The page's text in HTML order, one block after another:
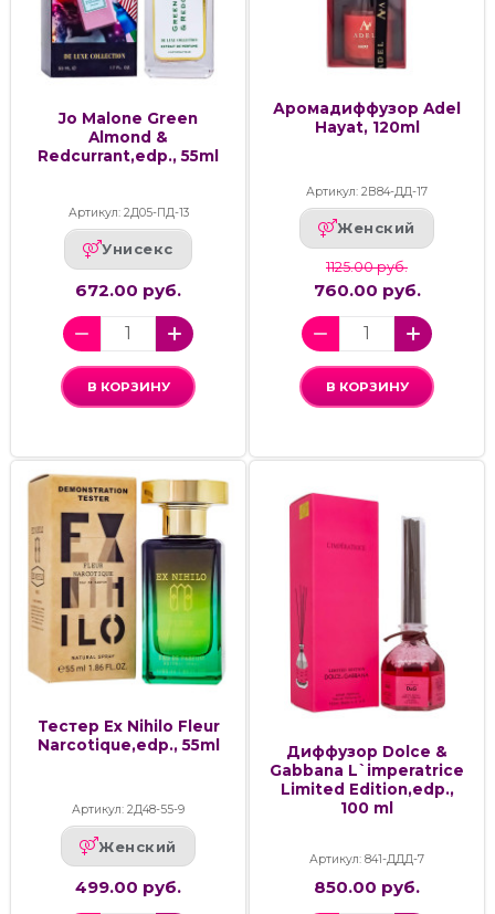
Jo Malone Green
Almond &
Redcurrant,edp., 55ml
Артикул: 2Д05-ПД-13
Унисекс
672.00 руб.
В КОРЗИНУ
Аромадиффузор Adel
Hayat, 120ml
Артикул: 2В84-ДД-17
Женский
1125.00 руб.
760.00 руб.
В КОРЗИНУ
Тестер Ex Nihilo Fleur
Narcotique,edp., 55ml
Артикул: 2Д48-55-9
Женский
499.00 руб.
Диффузор Dolce &
Gabbana L`imperatrice
Limited Edition,edp.,
100 ml
Артикул: 841-ДДД-7
850.00 руб.